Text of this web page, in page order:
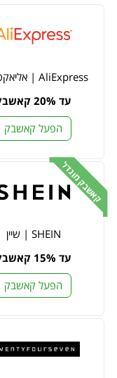
AliExpress | אליאקספרס
עד 20% קאשבק
הפעל קאשבק
קאשבק מוגדל
SHEIN | שיין
עד 15% קאשבק
הפעל קאשבק